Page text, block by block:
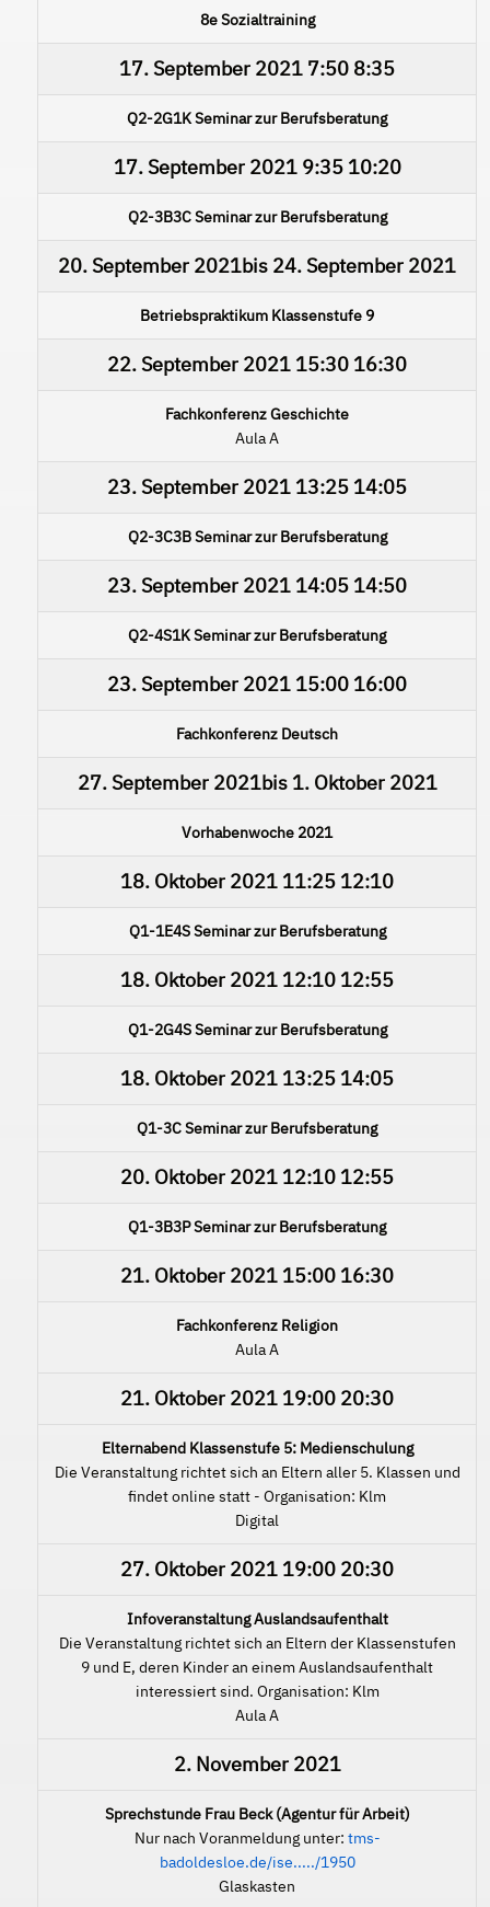
8e Sozialtraining
17. September 2021 7:50 8:35
Q2-2G1K Seminar zur Berufsberatung
17. September 20219:35 10:20
Q2-3B3C Seminar zur Berufsberatung
20. September 2021bis 24. September 2021
Betriebspraktikum Klassenstufe 9
22. September 2021 15:30 16:30
Fachkonferenz Geschichte
Aula A
23. September 2021 13:25 14:05
Q2-3C3B Seminar zur Berufsberatung
23. September 2021 14:05 14:50
Q2-4S1K Seminar zur Berufsberatung
23. September 2021 15:00 16:00
Fachkonferenz Deutsch
27. September 2021bis 1. Oktober 2021
Vorhabenwoche 2021
18. Oktober 2021 11:25 12:10
Q1-1E4S Seminar zur Berufsberatung
18. Oktober 2021 12:10 12:55
Q1-2G4S Seminar zur Berufsberatung
18. Oktober 2021 13:25 14:05
Q1-3C Seminar zur Berufsberatung
20. Oktober 2021 12:10 12:55
Q1-3B3P Seminar zur Berufsberatung
21. Oktober 2021 15:00 16:30
Fachkonferenz Religion
Aula A
21. Oktober 2021 19:00 20:30
Elternabend Klassenstufe 5: Medienschulung
Die Veranstaltung richtet sich an Eltern aller 5. Klassen und
findet online statt - Organisation: Klm
Digital
27. Oktober 2021 19:00 20:30
Infoveranstaltung Auslandsaufenthalt
Die Veranstaltung richtet sich an Eltern der Klassenstufen
9 und E, deren Kinder an einem Auslandsaufenthalt
interessiert sind. Organisation: Klm
Aula A
2. November 2021
Sprechstunde Frau Beck (Agentur für Arbeit)
Nur nach Voranmeldung unter: tms-
badoldesloe.de/ise...../1950
Glaskasten